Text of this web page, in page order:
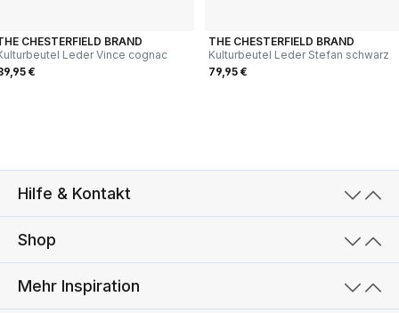
CHESTERFIELD BRAND
Leder Vince cognac
€
THE CHESTERFIELD BRAND
Kulturbeutel Leder Stefan schwarz
79,95 €
Hilfe & Kontakt
Shop
Mehr Inspiration